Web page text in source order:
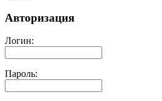
Авторизация
Логин:
Пароль: